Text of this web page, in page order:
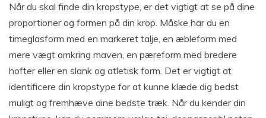
Når du skal finde din kropstype, er det vigtigt at se på dine
proportioner og formen på din krop. Måske har du en
timeglasform med en markeret talje, en æbleform med
mere vægt omkring maven, en pæreform med bredere
hofter eller en slank og atletisk form. Det er vigtigt at
identificere din kropstype for at kunne klæde dig bedst
muligt og fremhæve dine bedste træk. Når du kender din